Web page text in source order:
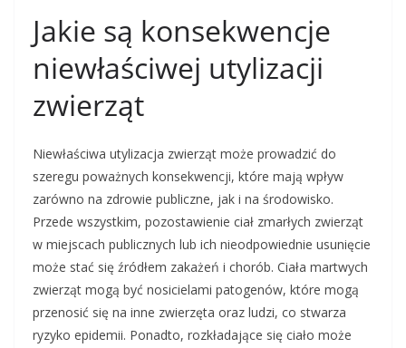
Jakie są konsekwencje
niewłaściwej utylizacji
zwierząt
Niewłaściwa utylizacja zwierząt może prowadzić do
szeregu poważnych konsekwencji, które mają wpływ
zarówno na zdrowie publiczne, jak i na środowisko.
Przede wszystkim, pozostawienie ciał zmarłych zwierząt
w miejscach publicznych lub ich nieodpowiednie usunięcie
może stać się źródłem zakażeń i chorób. Ciała martwych
zwierząt mogą być nosicielami patogenów, które mogą
przenosić się na inne zwierzęta oraz ludzi, co stwarza
ryzyko epidemii. Ponadto, rozkładające się ciało może